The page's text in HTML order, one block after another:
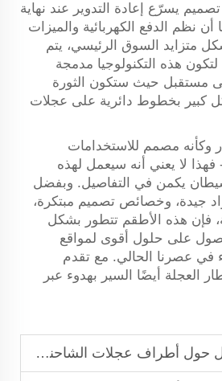
تصميم يسرّع إعادة التدوير عند نهاية
أن نظم الدفع الكهربائية والميزات
متزايد السوق الرئيسي، يتم
لتكون هذه التكنولوجيا مدمجة
مستقبل حيث ستكون الثورة
كبير بخطوط دائرية على عجلات
وكأنه مصمم للاستخدامات
- فهذا لا يعني أنه سيعمل لهذه
يكمن في التفاصيل. وبفضل
جيدة، وخصائص تصميم مبتكرة،
فإن هذه الأطقم تتطور بشكل
على حلول أقوى لمواقع
في عصرنا الحالي. مع تقدم
العجلة أيضًا السير بهدوء عبر
عجلات الشاحنات: تحسين الأداء والأمان